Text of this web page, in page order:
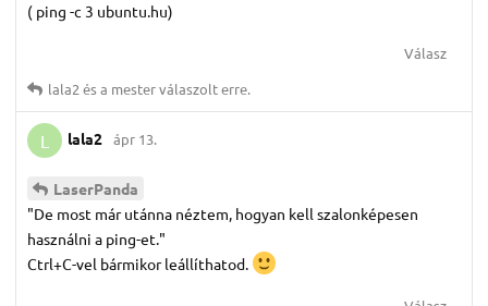
( ping -c 3 ubuntu.hu)
Válasz
lala2 ésa mesterválaszolt erre.
L lala2 ápr 13.
LaserPanda
"De most már utánna néztem, hogyan kell szalonképesen
használni a ping-et."
Ctrl+C-vel bármikor leállíthatod.